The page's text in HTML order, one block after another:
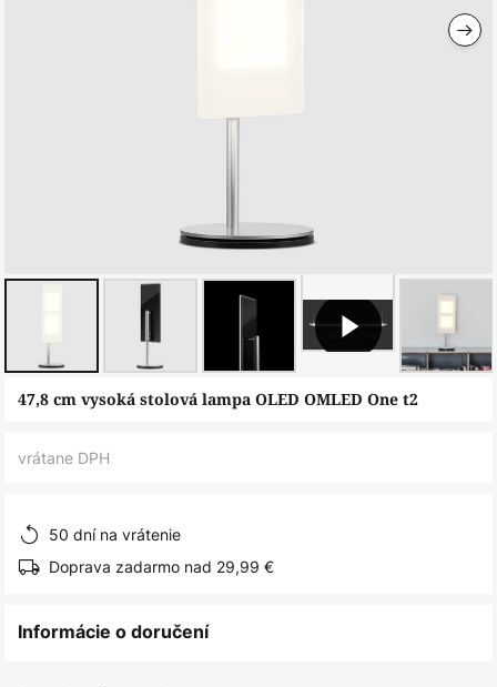
Preskočiť
47,8 cm vysoká stolová lampa OLED OMLED One t2
vrátane DPH
50 dní na vrátenie
Doprava zadarmo nad 29,99 €
Informácie o doručení